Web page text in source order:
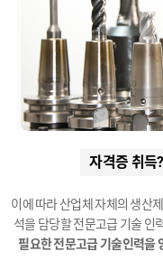
자격증 취득?
이에 따라 산업체 자체의 생산
석을 담당할전문고급 기술 인
필요한 전문고급 기술인력을